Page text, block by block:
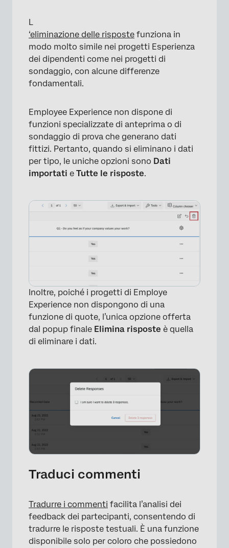
L
‘eliminazione delle risposte funziona in
modo molto simile nei progetti Esperienza
dei dipendenti come nei progetti di
sondaggio, con alcune differenze
fondamentali.
Employee Experience non dispone di
funzioni specializzate di anteprima o di
sondaggio di prova che generano dati
fittizi. Pertanto, quando si eliminano i dati
per tipo, le uniche opzioni sono Dati
importati e Tutte le risposte.
Inoltre, poiché i progetti di Employe
Experience non dispongono di una
funzione di quote, l’unica opzione offerta
dal popup finale Elimina risposte è quella
di eliminare i dati.
Traduci commenti
Tradurre i commenti facilita l’analisi dei
feedback dei partecipanti, consentendo di
tradurre le risposte testuali. È una funzione
disponibile solo per coloro che possiedono